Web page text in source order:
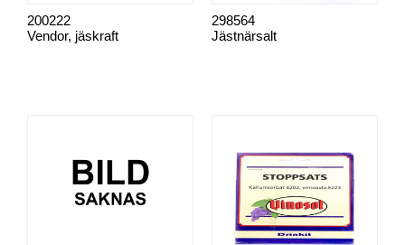
Vendor, jäskraft
200222
Jästnärsalt
298564